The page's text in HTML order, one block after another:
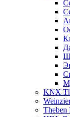
KNX
Theben